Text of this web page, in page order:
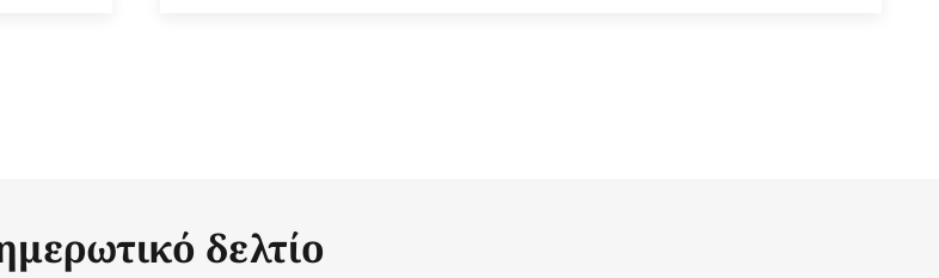
δελτίο